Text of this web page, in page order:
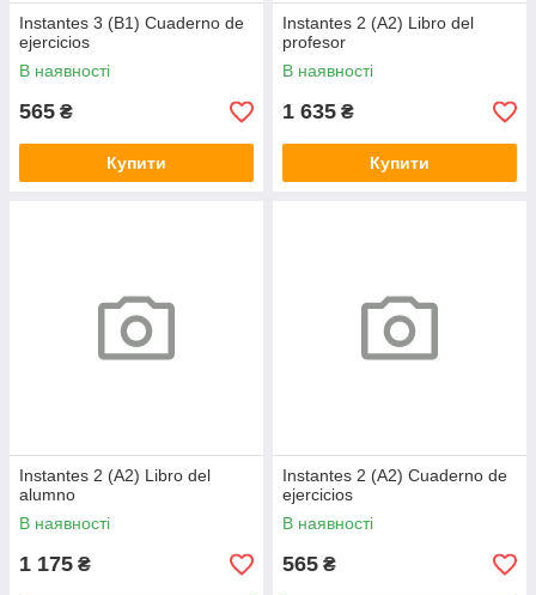
Instantes 3 (B1) Cuaderno de
ejercicios
В наявності
565 ₴
Купити
Instantes 2 (A2) Libro del
profesor
В наявності
1 635 ₴
Купити
Instantes 2 (A2) Libro del
alumno
В наявності
1 175 ₴
Instantes 2 (A2) Cuaderno de
ejercicios
В наявності
565 ₴